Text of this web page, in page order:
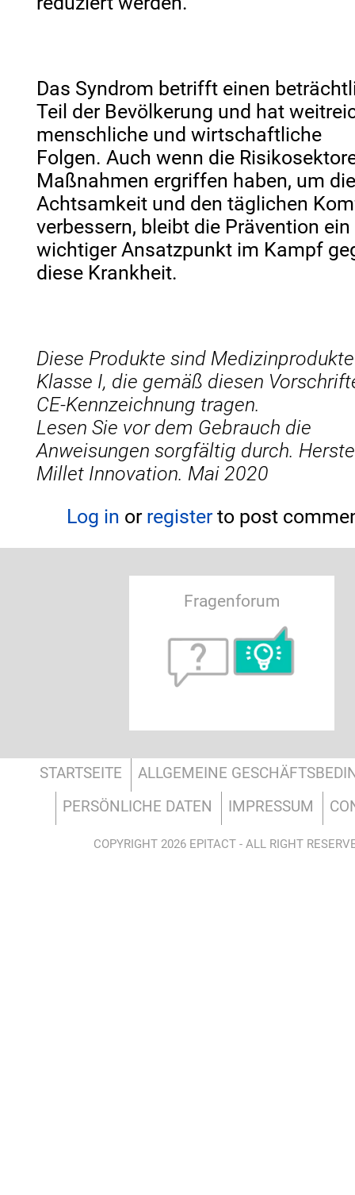
Das Syndrom betrifft einen
Teil der Bevölkerung und hat
menschliche und wirtschaftliche
Folgen. Auch wenn die
Maßnahmen ergriffen haben, um
Achtsamkeit und den täglichen
verbessern, bleibt die Prävention ein
wichtiger Ansatzpunkt im Kampf
diese Krankheit.
Diese Produkte sind
Klasse I, die gemäß diesen
CE-Kennzeichnung tragen.
Lesen Sie vor dem Gebrauch die
Anweisungen sorgfältig durch.
Millet Innovation. Mai 2020
Log in or registerto post
Fragenforum
STARTSEITE
ALLGEMEINE
PERSÖNLICHE DATEN
IMPRESSUM
COPYRIGHT 2026 EPITACT - ALL RIGHT